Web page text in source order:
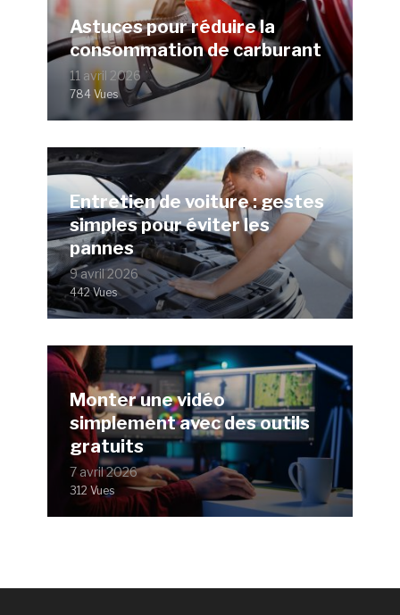
Astuces pour réduire la
consommation de carburant
11 avril 2026
784 Vues
Entretien de voiture : gestes
simples pour éviter les
pannes
9 avril 2026
442 Vues
Monter une vidéo
simplement avec des outils
gratuits
7 avril 2026
312 Vues